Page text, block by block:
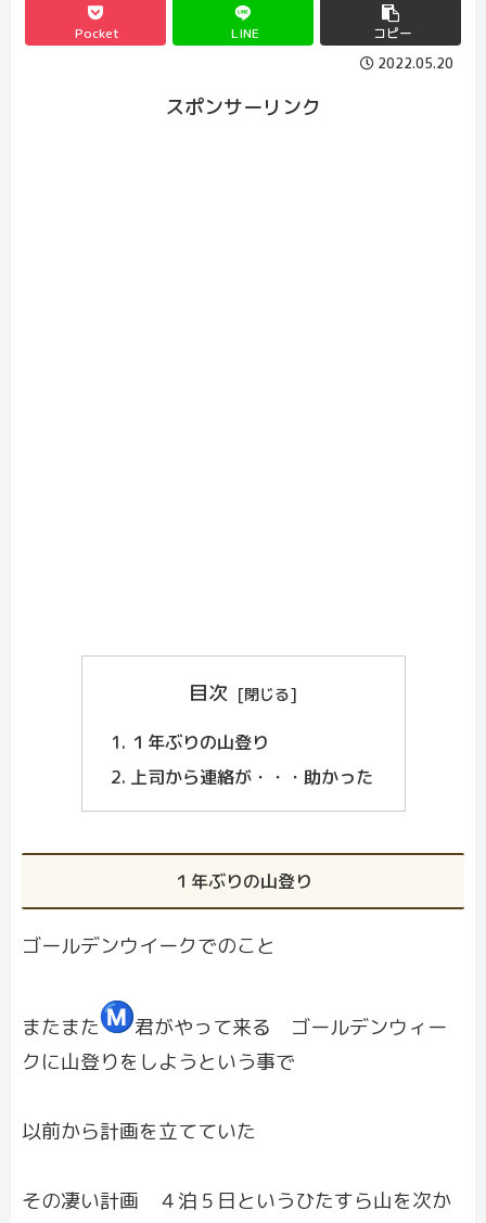
Pocket LINE コピー
2022.05.20
スポンサーリンク
目次
１年ぶりの山登り
上司から連絡が・・・助かった
１年ぶりの山登り
ゴールデンウイークでのこと
またまた
君がやって来る ゴールデンウィー
クに山登りをしようという事で
以前から計画を立てていた
その凄い計画 ４泊５日というひたすら山を次か